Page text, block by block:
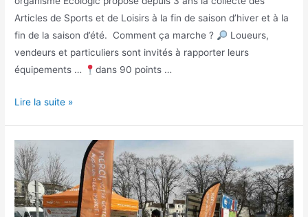
Articles de Sports et de Loisirs à la fin de saison d’hiver et à la
fin de la saison d’été. Comment ça marche ?
Loueurs,
vendeurs et particuliers sont invités à rapporter leurs
équipements …
dans 90 points …
Lire la suite »